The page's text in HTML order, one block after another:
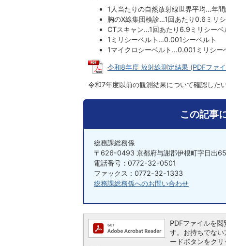
1人当たりの自然放射線世界平均…年
胸のX線集団検診…1回あたり0.6ミリ
CTスキャン…1回あたり6.9ミリシーベ
1ミリシーベルト…0.001シーベルト
1マイクロシーベルト…0.001ミリシー
令和8年度 放射線測定結果 (PDFファ
令和7年度以前の観測結果について確認した
この記事
総務課総務係
〒626-0493 京都府与謝郡伊根町字日出
電話番号：0772-32-0501
ファックス：0772-32-1333
総務課総務係へのお問い合わせ
PDFファイルを
す。お持ちでな
ードボタンをク